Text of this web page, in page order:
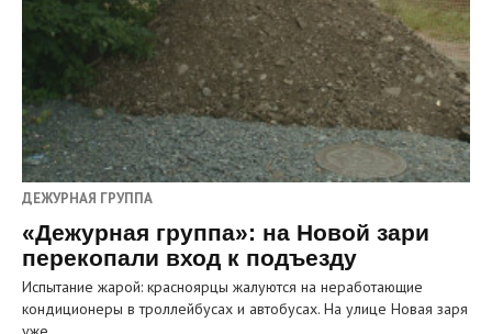
ДЕЖУРНАЯ ГРУППА
«Дежурная группа»: на Новой зари
перекопали вход к подъезду
Испытание жарой: красноярцы жалуются на неработающие
кондиционеры в троллейбусах и автобусах. На улице Новая заря